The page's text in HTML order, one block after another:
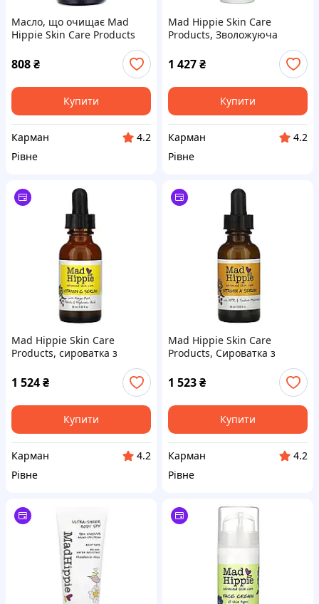
Масло, що очищає Mad
Hippie Skin Care Products
808₴
Купити
Карман
4.2
Рівне
Mad Hippie Skin Care
Products, Зволожуюча
маска для обличчя SPF 25+,
без ароматів, 2 рідких унції
(59 мл)
1 427₴
Купити
Карман
4.2
Рівне
Mad Hippie Skin Care
Products, сироватка з
інгредієнтів, 30 мл
(1,02 рідкий. унції)
1 524₴
Купити
Карман
4.2
Рівне
Mad Hippie Skin Care
Products, Сироватка з
унція (30 мл)
1 523₴
Купити
Карман
4.2
Рівне